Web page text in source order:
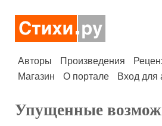
Авторы Произведения
Магазин
О портале Вход для
Упущенные